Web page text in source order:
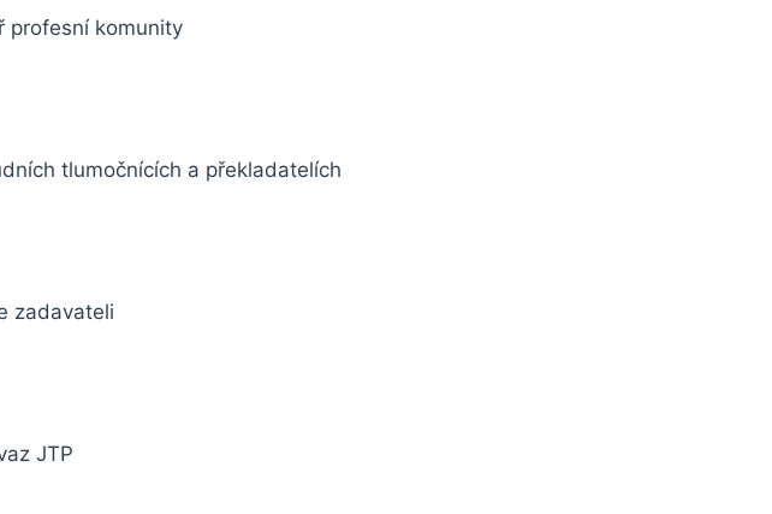
profesní komunity
tlumočnících a překladatelích
zadavateli
JTP